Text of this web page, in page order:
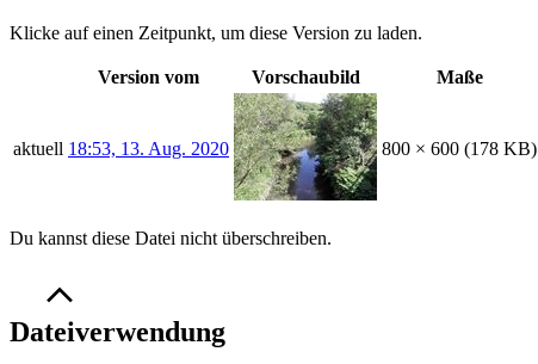
Klicke auf einen Zeitpunkt, um diese Version zu laden.
Version vom Vorschaubild Maße
aktuell 18:53, 13. Aug. 2020 800 × 600 (178 KB)
Du kannst diese Datei nicht überschreiben.
Dateiverwendung